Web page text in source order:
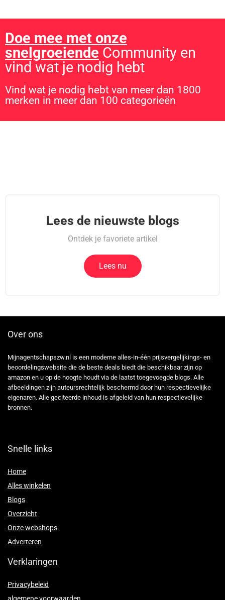
Doe mee met onze
snelgroeiende Community en
vind wat je nodig hebt
Vind wat je nodig hebt van meer dan 1800
merken in meer dan 100 categorieën
Lees de nieuwste blogs
Ontdek je favoriete artikel
Lees nu
Over ons
Mijnagentschapszw.nl is een moderne alles-in-één prijsvergelijkings- en
beoordelingswebsite die de beste deals biedt die beschikbaar zijn op
amazon en u op de hoogte houdt via de laatst toegevoegde blogs. Alle
afbeeldingen zijn auteursrechtelijk beschermd door hun respectievelijke
eigenaren. Alle geciteerde inhoud is afgeleid van hun respectievelijke
bronnen.
Snelle links
Home
Alles winkelen
Blogs
Overzicht
Onze webshops
Adverteren
Verklaringen
Privacybeleid